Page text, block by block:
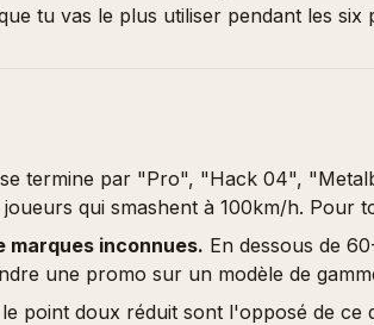
tu vas le plus utiliser pendant les six
termine par "Pro", "Hack 04",
qui smashent à 100km/h. Pour
marques inconnues. En dessous de
une promo sur un modèle de
point doux réduit sont l'opposé de ce